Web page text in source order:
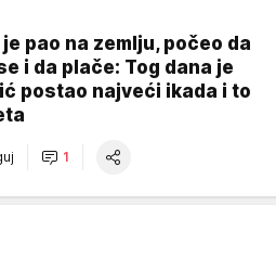
pao na zemlju, počeo da
i da plače: Tog dana je
postao najveći ikada i to
1